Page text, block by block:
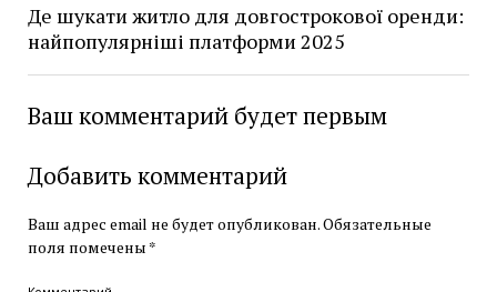
Де шукати житло для довгострокової оренди:
найпопулярніші платформи 2025
Ваш комментарий будет первым
Добавить комментарий
Ваш адрес email не будет опубликован.Обязательные
поля помечены *